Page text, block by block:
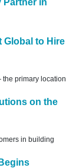
Partner in
Global to Hire
primary location
on the
in building